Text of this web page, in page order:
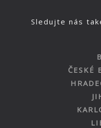
Sledujte nás
ČESKÉ